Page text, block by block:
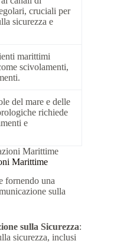
cruciali per
sicurezza e
marittimi
scivolamenti,
del mare e delle
richiede
e
Marittime
Marittime
fornendo una
sulla
sulla Sicurezza:
sicurezza, inclusi